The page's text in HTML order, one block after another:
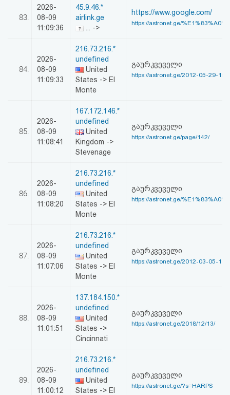
83.
2026-
08-09
11:09:36
45.9.46.*
airlink.ge
... ->
https://www.google.com/
https://astronet.ge/
84.
2026-
08-09
11:09:33
216.73.216.*
undefined
United
States -> El
Monte
გაურკვეველი
https://astronet.ge/2012-05-29-15-
85.
2026-
08-09
11:08:41
167.172.146.*
undefined
United
Kingdom ->
Stevenage
გაურკვეველი
https://astronet.ge/page/142/
86.
2026-
08-09
11:08:20
216.73.216.*
undefined
United
States -> El
Monte
გაურკვეველი
https://astronet.ge/
87.
2026-
08-09
11:07:06
216.73.216.*
undefined
United
States -> El
Monte
გაურკვეველი
https://astronet.ge/2012-03-05-11-
88.
2026-
08-09
11:01:51
137.184.150.*
undefined
United
States ->
Cincinnati
გაურკვეველი
https://astronet.ge/2018/12/13/
89.
2026-
08-09
11:00:12
216.73.216.*
undefined
United
States -> El
გაურკვეველი
https://astronet.ge/?s=HARPS